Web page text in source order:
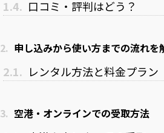
1.4. 口コミ・評判はどう？
2. 申し込みから使い方までの流れを
2.1. レンタル方法と料金プラン
3. 空港・オンラインでの受取方法